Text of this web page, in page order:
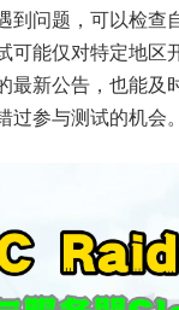
到问题，可以检查
可能仅对特定地区
最新公告，也能及
参与测试的机会。